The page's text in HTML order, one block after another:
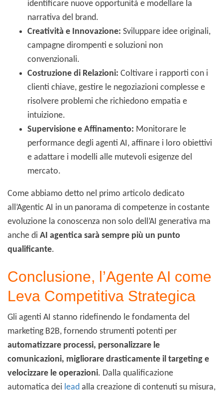
identificare nuove opportunità e modellare la
narrativa del brand.
Creatività e Innovazione: Sviluppare idee originali,
campagne dirompenti e soluzioni non
convenzionali.
Costruzione di Relazioni: Coltivare i rapporti con i
clienti chiave, gestire le negoziazioni complesse e
risolvere problemi che richiedono empatia e
intuizione.
Supervisione e Affinamento: Monitorare le
performance degli agenti AI, affinare i loro obiettivi
e adattare i modelli alle mutevoli esigenze del
mercato.
Come abbiamo detto nel primo articolo dedicato
all’Agentic AI in un panorama di competenze in costante
evoluzione la conoscenza non solo dell’AI generativa ma
anche di AI agentica sarà sempre più un punto
qualificante.
Conclusione, l’Agente AI come
Leva Competitiva Strategica
Gli agenti AI stanno ridefinendo le fondamenta del
marketing B2B, fornendo strumenti potenti per
automatizzare processi, personalizzare le
comunicazioni, migliorare drasticamente il targeting e
velocizzare le operazioni. Dalla qualificazione
automatica dei lead alla creazione di contenuti su misura,